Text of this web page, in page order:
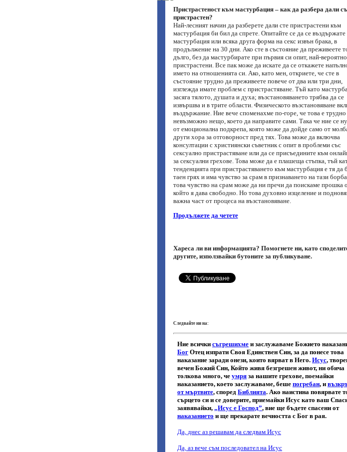
Пристрастеност към мастурбация – как да разбера дали
пристрастен?
Най-лесният начин да разберете дали сте пристрастени към
мастурбация би бил да спрете. Опитайте се да се въздържате
мастурбация или всяка друга форма на секс извън брака, в
продължение на 30 дни. Ако сте в състояние да преживеете
дълго, без да мастурбирате при първия си опит, най-
пристрастени. Все пак може да искате да се откажете
името на отношенията си. Ако, като мен, откриете, че сте в
състояние трудно да преживеете повече от два или три дни,
изглежда имате проблем с пристрастяване. Тъй като
засяга тялото, душата и духа; възстановяването трябва да се
извършва и в трите области. Физическото възстановяване
въздържание. Ние вече споменахме по-горе, че това е
невъзможно нещо, което да направите сами. Така че ние се
от емоционална подкрепа, която може да дойде само от
други хора за отговорност пред тях. Това може да включва
консултации с християнски съветник с опит в проблеми със
сексуално пристрастяване или да се присъедините към
за сексуални грехове. Това може да е плашеща стъпка, тъй
тенденцията при пристрастяването към мастурбация е тя да
таен грях и има чувство за срам в признаването на тази
това чувство на срам може да ни пречи да поискаме прошка
който я дава свободно. Но това духовно изцеление и
важна част от процеса на възстановяване.
Продължете да четете
Хареса ли ви информацията? Помогнете ни, като
другите, използвайки бутоните за публикуване.
Следвайте ни на: